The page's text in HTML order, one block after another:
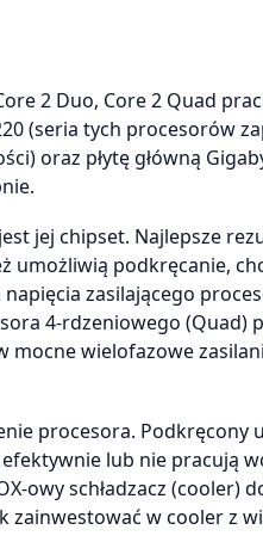
2 Duo, Core 2 Quad
(seria tych procesorów
oraz płytę główną
jej chipset. Najlepsze
umożliwią podkręcanie,
zasilającego
4-rdzeniowego (Quad)
mocne wielofazowe
procesora. Podkręcony
lub nie pracują
owy schładzacz (cooler)
zainwestować w cooler z